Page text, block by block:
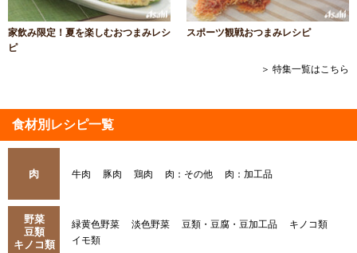
家飲み限定！夏を楽しむおつまみレシ
ピ
スポーツ観戦おつまみレシピ
＞ 特集一覧はこちら
食材別レシピ一覧
肉 牛肉 豚肉 鶏肉 肉：その他 肉：加工品
野菜
豆類
キノコ類
緑黄色野菜 淡色野菜 豆類・豆腐・豆加工品
キノコ類
イモ類